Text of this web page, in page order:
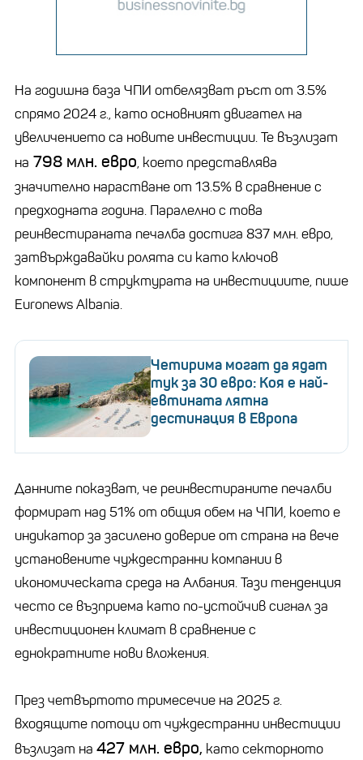
На годишна база ЧПИ отбелязват ръст от 3.5%
спрямо 2024 г., като основният двигател на
увеличението са новите инвестиции. Те възлизат
на 798 млн. евро, което представлява
значително нарастване от 13.5% в сравнение с
предходната година. Паралелно с това
реинвестираната печалба достига 837 млн. евро,
затвърждавайки ролята си като ключов
компонент в структурата на инвестициите, пише
Euronews Albania.
Четирима могат да ядат
тук за 30 евро: Коя е най-
евтината лятна
дестинация в Европа
Данните показват, че реинвестираните печалби
формират над 51% от общия обем на ЧПИ, което е
индикатор за засилено доверие от страна на вече
установените чуждестранни компании в
икономическата среда на Албания. Тази тенденция
често се възприема като по-устойчив сигнал за
инвестиционен климат в сравнение с
еднократните нови вложения.
През четвъртото тримесечие на 2025 г.
входящите потоци от чуждестранни инвестиции
възлизат на 427 млн. евро, като секторното